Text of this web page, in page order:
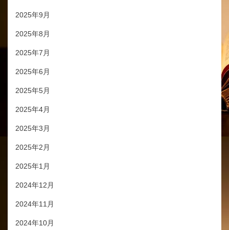
2025年9月
2025年8月
2025年7月
2025年6月
2025年5月
2025年4月
2025年3月
2025年2月
2025年1月
2024年12月
2024年11月
2024年10月